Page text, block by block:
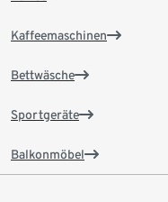
Kaffeemaschinen
Bettwäsche
Sportgeräte
Balkonmöbel